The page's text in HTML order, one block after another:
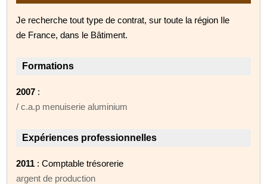
Je recherche tout type de contrat, sur toute la région Ile
de France, dans le Bâtiment.
Formations
2007 :
/ c.a.p menuiserie aluminium
Expériences professionnelles
2011 : Comptable trésorerie
argent de production